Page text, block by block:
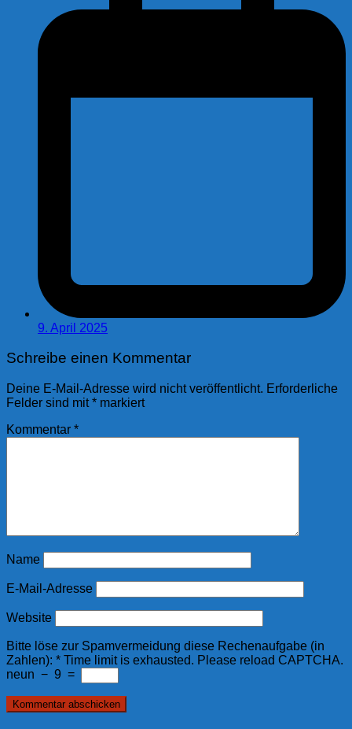
9. April 2025
Schreibe einen Kommentar
Deine E-Mail-Adresse wird nicht veröffentlicht. Erforderliche
Felder sind mit* markiert
Kommentar *
Name
E-Mail-Adresse
Website
Bitte löse zur Spamvermeidung diese Rechenaufgabe (in
Zahlen): * Time limit is exhausted. Please reload CAPTCHA.
neun − 9 =